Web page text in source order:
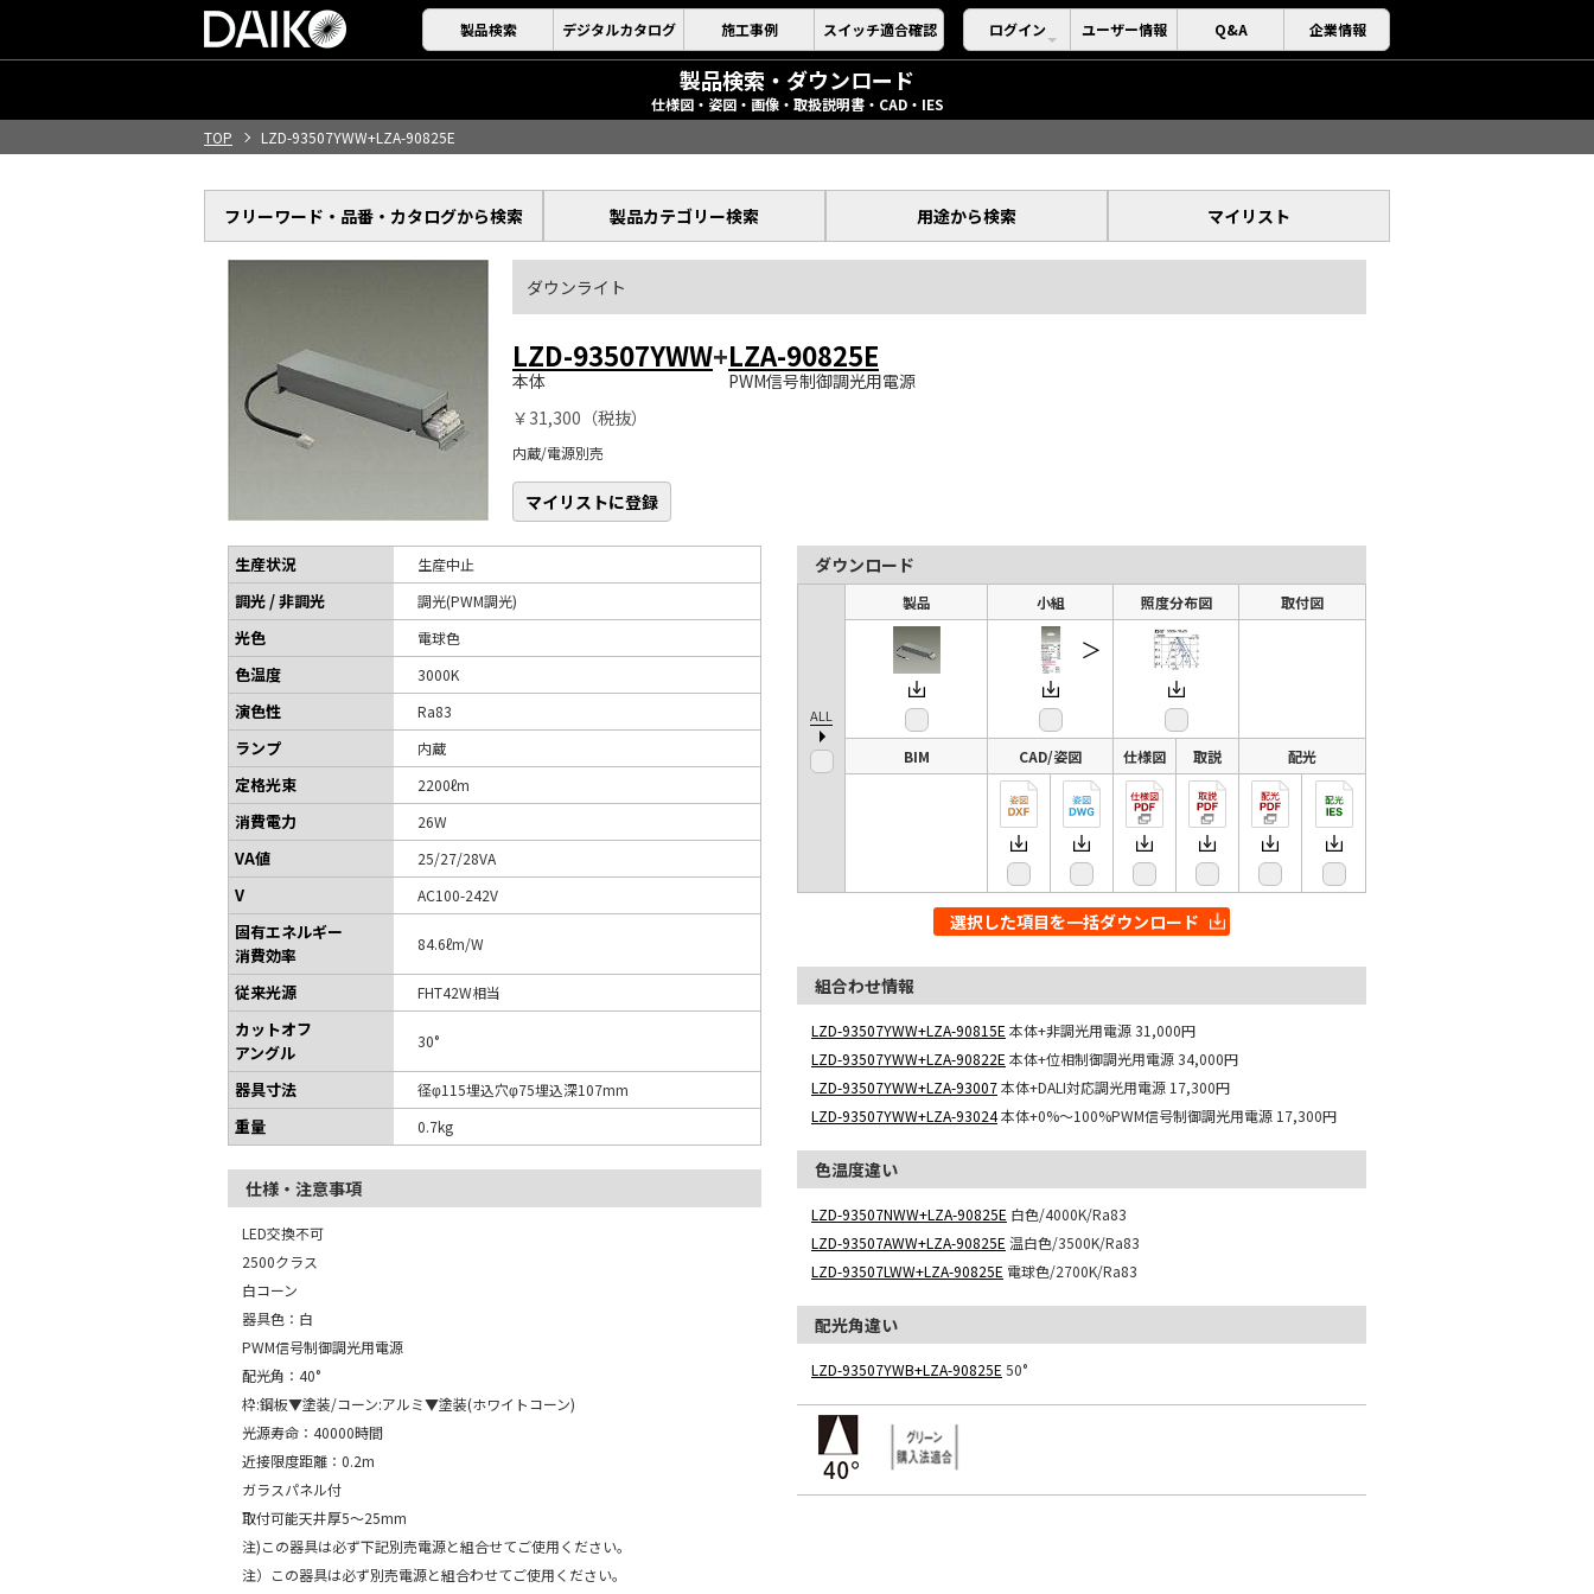
製品検索 デジタルカタログ 施工事例 スイッチ適合確認 ログイン ユーザー情報 Q&A 企業情報
製品検索・ダウンロード
仕様図・姿図・画像・取扱説明書・CAD・IES
TOP
LZD-93507YWW+LZA-90825E
フリーワード・品番・ カタログから検索 製品カテゴリー検索 用途から検索 マイリスト
ダウンライト
LZD-93507YWW+
本体
LZA-90825E
PWM信号制御調光用電源
￥31,300（税抜）
内蔵/電源別売
マイリストに登録
生産状況 生産中止
調光 / 非調光 調光(PWM調光)
光色 電球色
色温度 3000K
演色性 Ra83
ランプ 内蔵
定格光束 2200ℓm
消費電力 26W
VA値 25/27/28VA
V AC100-242V
固有エネルギー
消費効率
84.6ℓm/W
従来光源 FHT42W相当
カットオフ
アングル
30°
器具寸法 径φ115埋込穴φ75埋込深107mm
重量 0.7kg
仕様・注意事項
LED交換不可
2500クラス
白コーン
器具色：白
PWM信号制御調光用電源
配光角：40°
枠:鋼板▼塗装/コーン:アルミ▼塗装(ホワイトコーン)
光源寿命：40000時間
近接限度距離：0.2m
ガラスパネル付
取付可能天井厚5～25mm
注)この器具は必ず下記別売電源と組合せてご使用ください。
注）この器具は必ず別売電源と組合わせてご使用ください。
ダウンロード
ALL
製品 小組 照度分布図 取付図
＞
BIM CAD/姿図 仕様図 取説 配光
選択した項目を一括ダウンロード
組合わせ情報
LZD-93507YWW+LZA-90815E 本体+非調光用電源31,000円
LZD-93507YWW+LZA-90822E 本体+位相制御調光用電源34,000円
LZD-93507YWW+LZA-93007本体+DALI対応調光用電源 17,300円
LZD-93507YWW+LZA-93024本体+0%～100%PWM信号制御調光用電源 17,300円
色温度違い
LZD-93507NWW+LZA-90825E 白色/4000K/Ra83
LZD-93507AWW+LZA-90825E 温白色/3500K/Ra83
LZD-93507LWW+LZA-90825E 電球色/2700K/Ra83
配光角違い
LZD-93507YWB+LZA-90825E 50°